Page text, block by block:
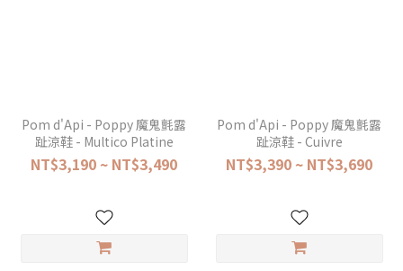
Pom d'Api - Poppy 魔鬼氈露
趾涼鞋 - Multico Platine
NT$3,190 ~ NT$3,490
Pom d'Api - Poppy 魔鬼氈露
趾涼鞋 - Cuivre
NT$3,390 ~ NT$3,690